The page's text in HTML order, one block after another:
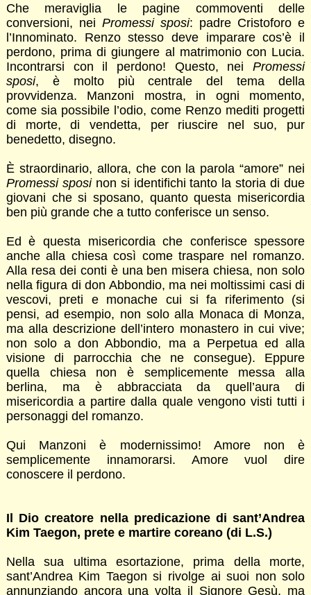
Che meraviglia le pagine commoventi delle
conversioni, nei Promessi sposi: padre Cristoforo e
l’Innominato. Renzo stesso deve imparare cos’è il
perdono, prima di giungere al matrimonio con Lucia.
Incontrarsi con il perdono! Questo, neiPromessi
sposi, è molto più centrale del tema della
provvidenza. Manzoni mostra, in ogni momento,
come sia possibile l’odio, come Renzo mediti progetti
di morte, di vendetta, per riuscire nel suo, pur
benedetto, disegno.
È straordinario, allora, che con la parola “amore” nei
Promessi sposi non si identifichi tanto la storia di due
giovani che si sposano, quanto questa misericordia
ben più grande che a tutto conferisce un senso.
Ed è questa misericordia che conferisce spessore
anche alla chiesa così come traspare nel romanzo.
Alla resa dei conti è una ben misera chiesa, non solo
nella figura di don Abbondio, ma nei moltissimi casi di
vescovi, preti e monache cui si fa riferimento (si
pensi, ad esempio, non solo alla Monaca di Monza,
ma alla descrizione dell’intero monastero in cui vive;
non solo a don Abbondio, ma a Perpetua ed alla
visione di parrocchia che ne consegue). Eppure
quella chiesa non è semplicemente messa alla
berlina, ma è abbracciata da quell’aura di
misericordia a partire dalla quale vengono visti tutti i
personaggi del romanzo.
Qui Manzoni è modernissimo! Amore non è
semplicemente innamorarsi. Amore vuol dire
conoscere il perdono.
Il Dio creatore nella predicazione di sant’Andrea
Kim Taegon, prete e martire coreano (di L.S.)
Nella sua ultima esortazione, prima della morte,
sant’Andrea Kim Taegon si rivolge ai suoi non solo
annunziando ancora una volta il Signore Gesù, ma